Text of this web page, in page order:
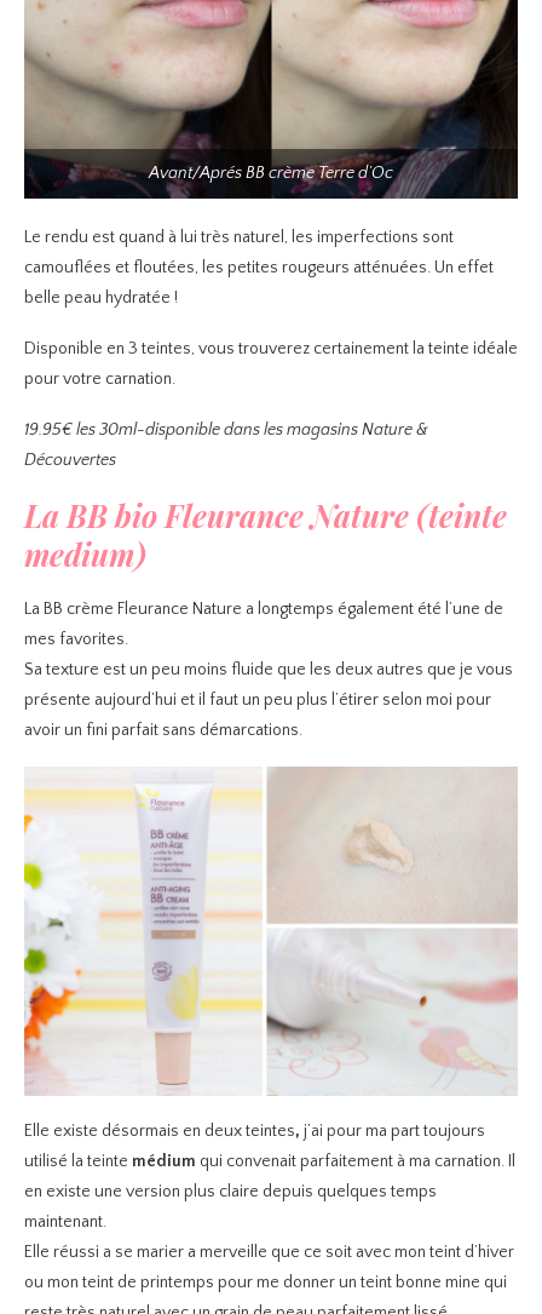
Avant/Aprés BB crème Terre d’Oc
Le rendu est quand à lui très naturel, les imperfections sont
camouflées et floutées, les petites rougeurs atténuées. Un effet
belle peau hydratée !
Disponible en 3 teintes, vous trouverez certainement la teinte idéale
pour votre carnation.
19.95€ les 30ml-disponible dans les magasins Nature &
Découvertes
La BB bio Fleurance Nature (teinte
medium)
La BB crème Fleurance Nature a longtemps également été l’une de
mes favorites.
Sa texture est un peu moins fluide que les deux autres que je vous
présente aujourd’hui et il faut un peu plus l’étirer selon moi pour
avoir un fini parfait sans démarcations.
Elle existe désormais en deux teintes, j’ai pour ma part toujours
utilisé la teinte médium qui convenait parfaitement à ma carnation. Il
en existe une version plus claire depuis quelques temps
maintenant.
Elle réussi a se marier a merveille que ce soit avec mon teint d’hiver
ou mon teint de printemps pour me donner un teint bonne mine qui